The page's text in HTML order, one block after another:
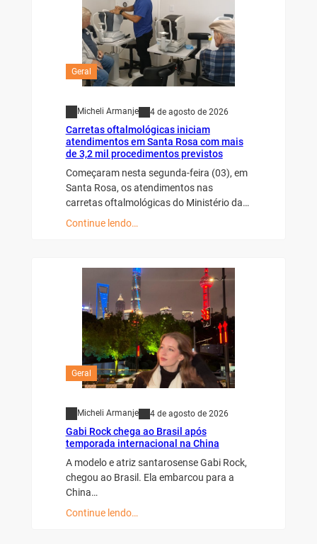
Geral
Micheli Armanje 4 de agosto de 2026
Carretas oftalmológicas iniciam
atendimentos em Santa Rosa com mais
de 3,2 mil procedimentos previstos
Começaram nesta segunda-feira (03), em
Santa Rosa, os atendimentos nas
carretas oftalmológicas do Ministério da…
Continue lendo…
Geral
Micheli Armanje 4 de agosto de 2026
Gabi Rock chega ao Brasil após
temporada internacional na China
A modelo e atriz santarosense Gabi Rock,
chegou ao Brasil. Ela embarcou para a
China…
Continue lendo…